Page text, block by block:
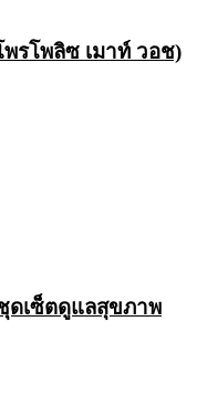
พรโพลิซ เมาท์ วอช)
ชุดเซ็ตดูแลสุขภาพ